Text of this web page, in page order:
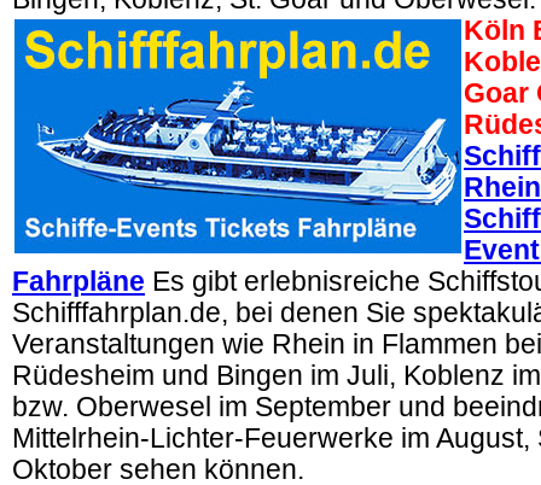
Köln
Goar
Fahrpläne Es gibt erlebnisreiche
Schifffahrplan.de, bei denen Sie
Veranstaltungen wie Rhein in Flammen
Rüdesheim und Bingen im Juli, Koblenz
bzw. Oberwesel im September und
Mittelrhein-Lichter-Feuerwerke im August,
Oktober sehen können.